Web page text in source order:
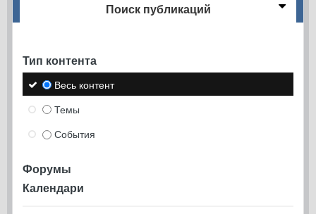
Поиск публикаций
Тип контента
Весь контент
Темы
События
Форумы
Календари